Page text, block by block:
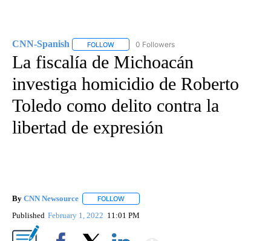
CNN-Spanish FOLLOW FOLLOW "CNN-SPANISH" TO RECEIVE
0 Followers
La fiscalía de Michoacán
investiga homicidio de Roberto
Toledo como delito contra la
libertad de expresión
By CNN Newsource FOLLOW
Published February 1, 2022 11:01 PM